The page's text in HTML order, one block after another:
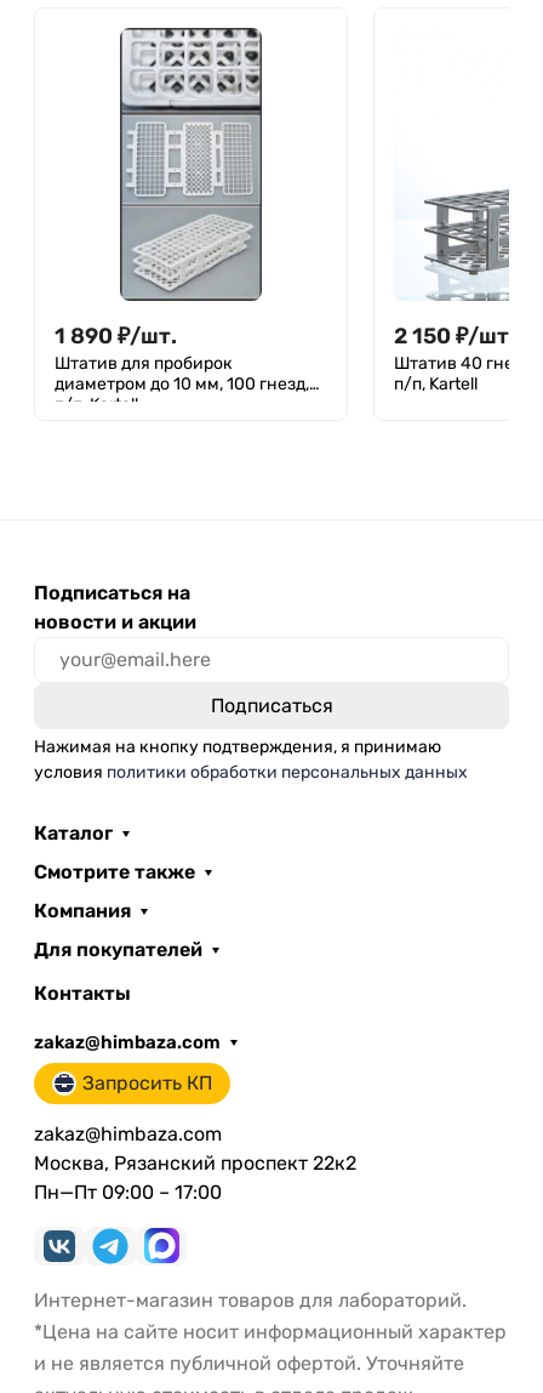
1 890 ₽/шт.
Штатив для пробирок
диаметром до 10 мм, 100 гнезд,
п/п, Kartell
2 150 ₽/шт.
Штатив 40 гнезд
п/п, Kartell
Подписаться на
новости и акции
Нажимая на кнопку подтверждения, я принимаю
условия политики обработки персональных данных
Каталог
Смотрите также
Компания
Для покупателей
Контакты
zakaz@himbaza.com
Запросить КП
zakaz@himbaza.com
Москва, Рязанский проспект 22к2
Пн—Пт 09:00 – 17:00
Интернет-магазин товаров для лабораторий.
*Цена на сайте носит информационный характер
и не является публичной офертой. Уточняйте